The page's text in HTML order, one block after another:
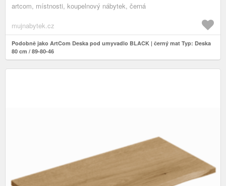
artcom, místnosti, koupelnový nábytek, černá
mujnabytek.cz
Podobně jako ArtCom Deska pod umyvadlo BLACK | černý mat Typ: Deska
80 cm / 89-80-46